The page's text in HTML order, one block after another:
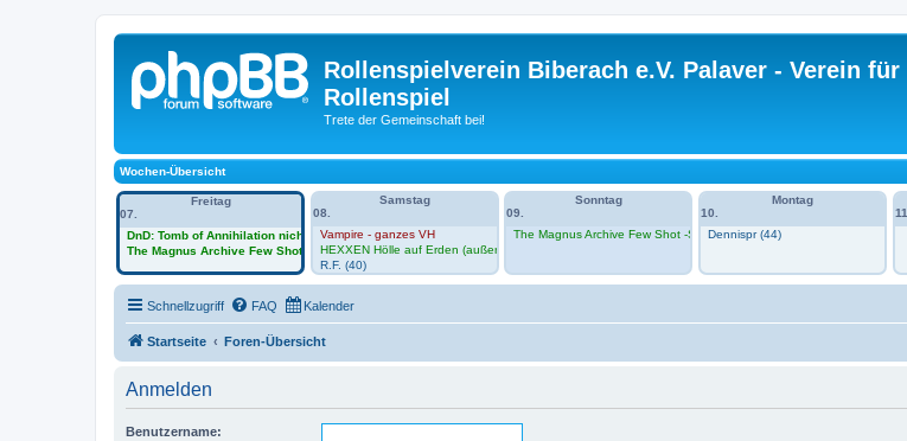
Rollenspielverein Biberach e.V. Palaver - Verein für
Rollenspiel
Trete der Gemeinschaft bei!
Wochen-Übersicht
Freitag
07.
DnD: Tomb of Annihilation nicht im Vh
The Magnus Archive Few Shot -Session Zero im VH
Samstag
08.
Vampire - ganzes VH
HEXXEN Hölle auf Erden (außerhalb VH)
R.F. (40)
Sonntag
09.
The Magnus Archive Few Shot -Session 1 im VH
Montag
10.
Dennispr (44)
11.
Schnellzugriff FAQ Kalender
Startseite Foren-Übersicht
Anmelden
Benutzername: